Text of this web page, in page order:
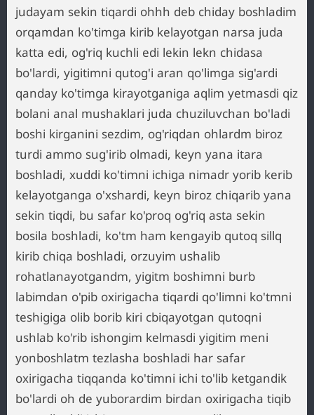
judayam sekin tiqardi ohhh deb chiday boshladim
orqamdan ko'timga kirib kelayotgan narsa juda
katta edi, og'riq kuchli edi lekin lekn chidasa
bo'lardi, yigitimni qutog'i aran qo'limga sig'ardi
qanday ko'timga kirayotganiga aqlim yetmasdi qiz
bolani anal mushaklari juda chuziluvchan bo'ladi
boshi kirganini sezdim, og'riqdan ohlardm biroz
turdi ammo sug'irib olmadi, keyn yana itara
boshladi, xuddi ko'timni ichiga nimadr yorib kerib
kelayotganga o'xshardi, keyn biroz chiqarib yana
sekin tiqdi, bu safar ko'proq og'riq asta sekin
bosila boshladi, ko'tm ham kengayib qutoq sillq
kirib chiqa boshladi, orzuyim ushalib
rohatlanayotgandm, yigitm boshimni burb
labimdan o'pib oxirigacha tiqardi qo'limni ko'tmni
teshigiga olib borib kiri cbiqayotgan qutoqni
ushlab ko'rib ishongim kelmasdi yigitim meni
yonboshlatm tezlasha boshladi har safar
oxirigacha tiqqanda ko'timni ichi to'lib ketgandik
bo'lardi oh de yuborardim birdan oxirigacha tiqib